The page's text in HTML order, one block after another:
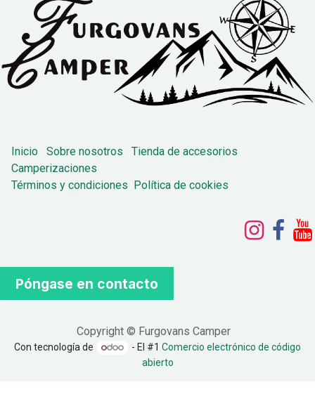
Inicio Sobre nosotros
Tienda de accesorios
Camperizaciones
Términos y condiciones
Política de cookies
Póngase en contacto
Copyright © Furgovans Camper
Con tecnología de - El #1Comercio electrónico de código
abierto